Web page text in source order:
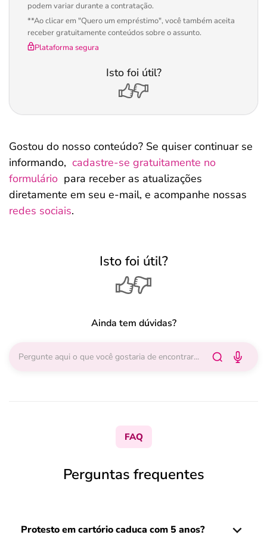
podem variar durante a contratação.
**Ao clicar em "Quero um empréstimo", você também aceita
receber gratuitamente conteúdos sobre o assunto.
Plataforma segura
Isto foi útil?
Gostou do nosso conteúdo? Se quiser continuar se
informando, cadastre-se gratuitamente no
formulário para receber as atualizações
diretamente em seu e-mail, e acompanhe nossas
redes sociais.
Isto foi útil?
Ainda tem dúvidas?
FAQ
Perguntas frequentes
Protesto em cartório caduca com 5 anos?